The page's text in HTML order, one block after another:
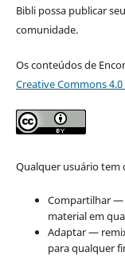
Bibli possa publicar
comunidade.
Os conteúdos de
Creative Commons
Qualquer usuário tem
Compartilhar —
material em
Adaptar —
para qualquer